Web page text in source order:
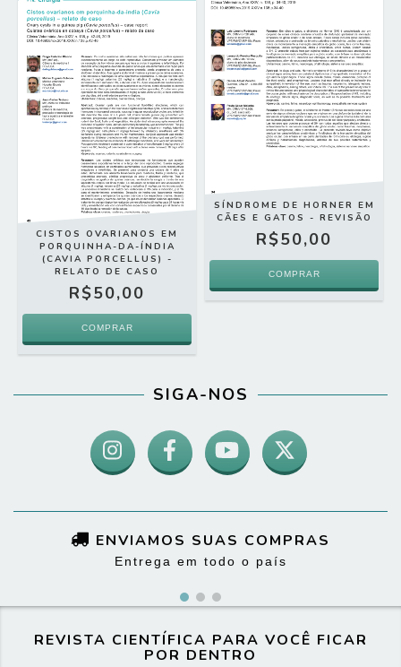
CISTOS OVARIANOS EM
PORQUINHA-DA-ÍNDIA
(CAVIA PORCELLUS) -
RELATO DE CASO
R$50,00
SÍNDROME DE HORNER EM
CÃES E GATOS - REVISÃO
R$50,00
SIGA-NOS
ENVIAMOS SUAS COMPRAS
Entrega em todo o país
REVISTA CIENTÍFICA PARA VOCÊ FICAR
POR DENTRO